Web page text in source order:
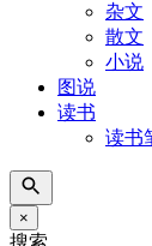
杂文
散文
小说
图说
读书
读书
×
搜索